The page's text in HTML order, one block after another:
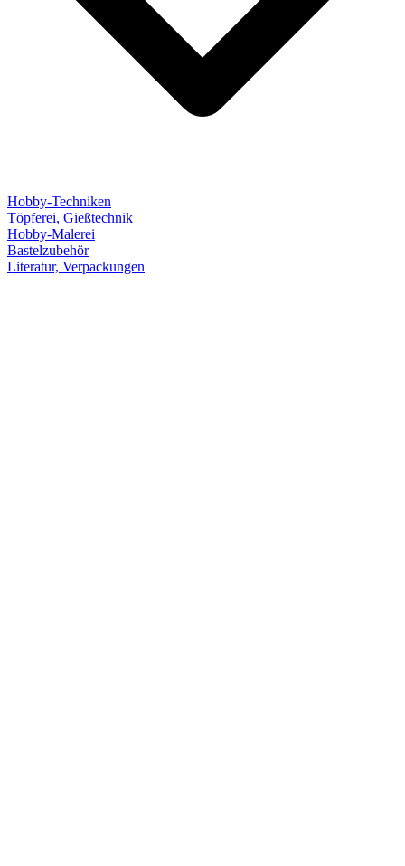
Hobby-Techniken
Töpferei, Gießtechnik
Hobby-Malerei
Bastelzubehör
Literatur, Verpackungen